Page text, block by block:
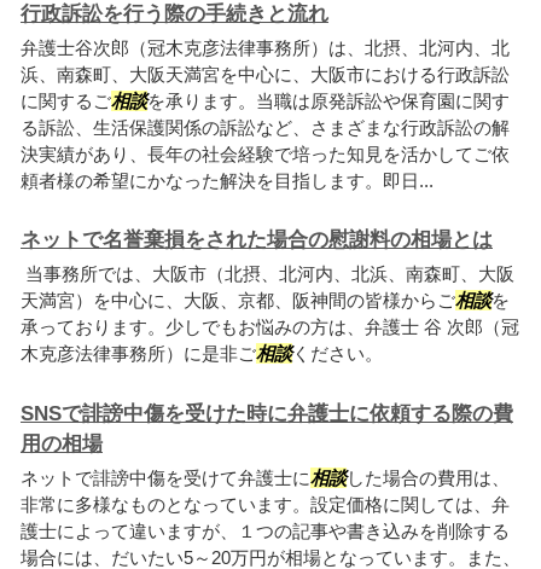
行政訴訟を行う際の手続きと流れ
弁護士谷次郎（冠木克彦法律事務所）は、北摂、北河内、北
浜、南森町、大阪天満宮を中心に、大阪市における行政訴訟
に関するご相談を承ります。当職は原発訴訟や保育園に関す
る訴訟、生活保護関係の訴訟など、さまざまな行政訴訟の解
決実績があり、長年の社会経験で培った知見を活かしてご依
頼者様の希望にかなった解決を目指します。即日...
ネットで名誉棄損をされた場合の慰謝料の相場とは
当事務所では、大阪市（北摂、北河内、北浜、南森町、大阪
天満宮）を中心に、大阪、京都、阪神間の皆様からご相談を
承っております。少しでもお悩みの方は、弁護士 谷 次郎（冠
木克彦法律事務所）に是非ご相談ください。
SNSで誹謗中傷を受けた時に弁護士に依頼する際の費
用の相場
ネットで誹謗中傷を受けて弁護士に相談した場合の費用は、
非常に多様なものとなっています。設定価格に関しては、弁
護士によって違いますが、１つの記事や書き込みを削除する
場合には、だいたい5～20万円が相場となっています。また、